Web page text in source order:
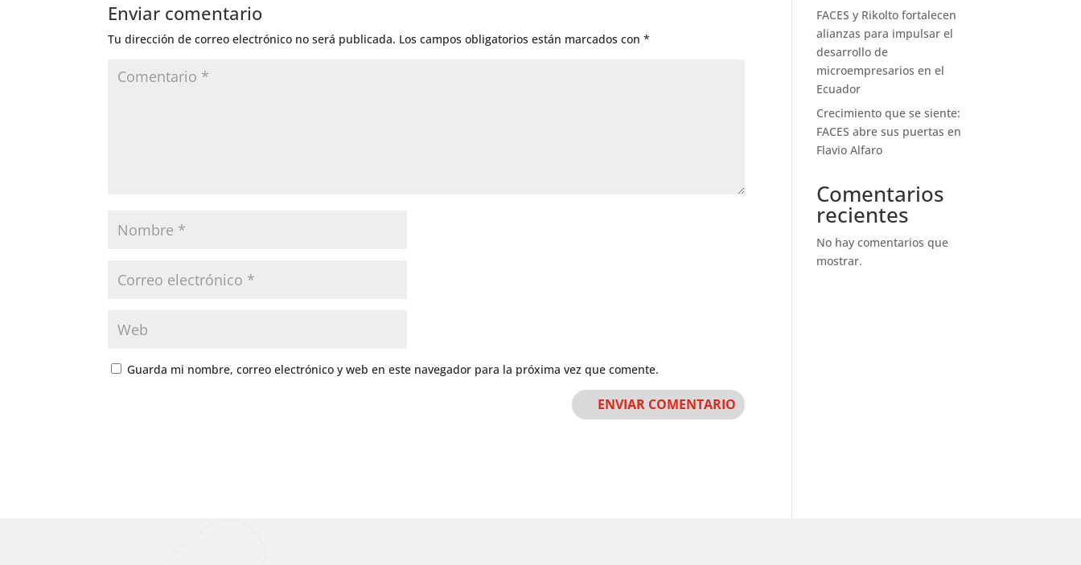
Enviar comentario
Tu dirección de correo electrónico no será publicada. Los campos obligatorios están marcados con*
Guarda mi nombre, correo electrónico y web en este navegador para la próxima vez que comente.
FACES y Rikolto fortalecen
alianzas para impulsar el
desarrollo de
microempresarios en el
Ecuador
Crecimiento que se siente:
FACES abre sus puertas en
Flavio Alfaro
Comentarios
recientes
No hay comentarios que
mostrar.